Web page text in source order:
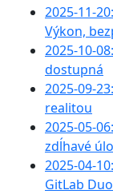
2025-11-
Výkon,
2025-10-
dostupná
2025-09-
realitou
2025-05-
zdĺhavé
2025-04-
GitLab